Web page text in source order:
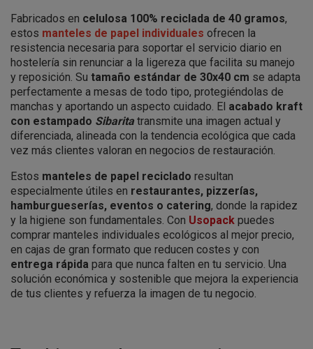
Fabricados en celulosa 100% reciclada de 40 gramos,
estos manteles de papel individuales ofrecen la
resistencia necesaria para soportar el servicio diario en
hostelería sin renunciar a la ligereza que facilita su manejo
y reposición. Su tamaño estándar de 30x40 cm se adapta
perfectamente a mesas de todo tipo, protegiéndolas de
manchas y aportando un aspecto cuidado. El acabado kraft
con estampado Sibarita transmite una imagen actual y
diferenciada, alineada con la tendencia ecológica que cada
vez más clientes valoran en negocios de restauración.
Estos manteles de papel reciclado resultan
especialmente útiles en restaurantes, pizzerías,
hamburgueserías, eventos o catering, donde la rapidez
y la higiene son fundamentales. Con Usopack puedes
comprar manteles individuales ecológicos al mejor precio,
en cajas de gran formato que reducen costes y con
entrega rápida para que nunca falten en tu servicio. Una
solución económica y sostenible que mejora la experiencia
de tus clientes y refuerza la imagen de tu negocio.